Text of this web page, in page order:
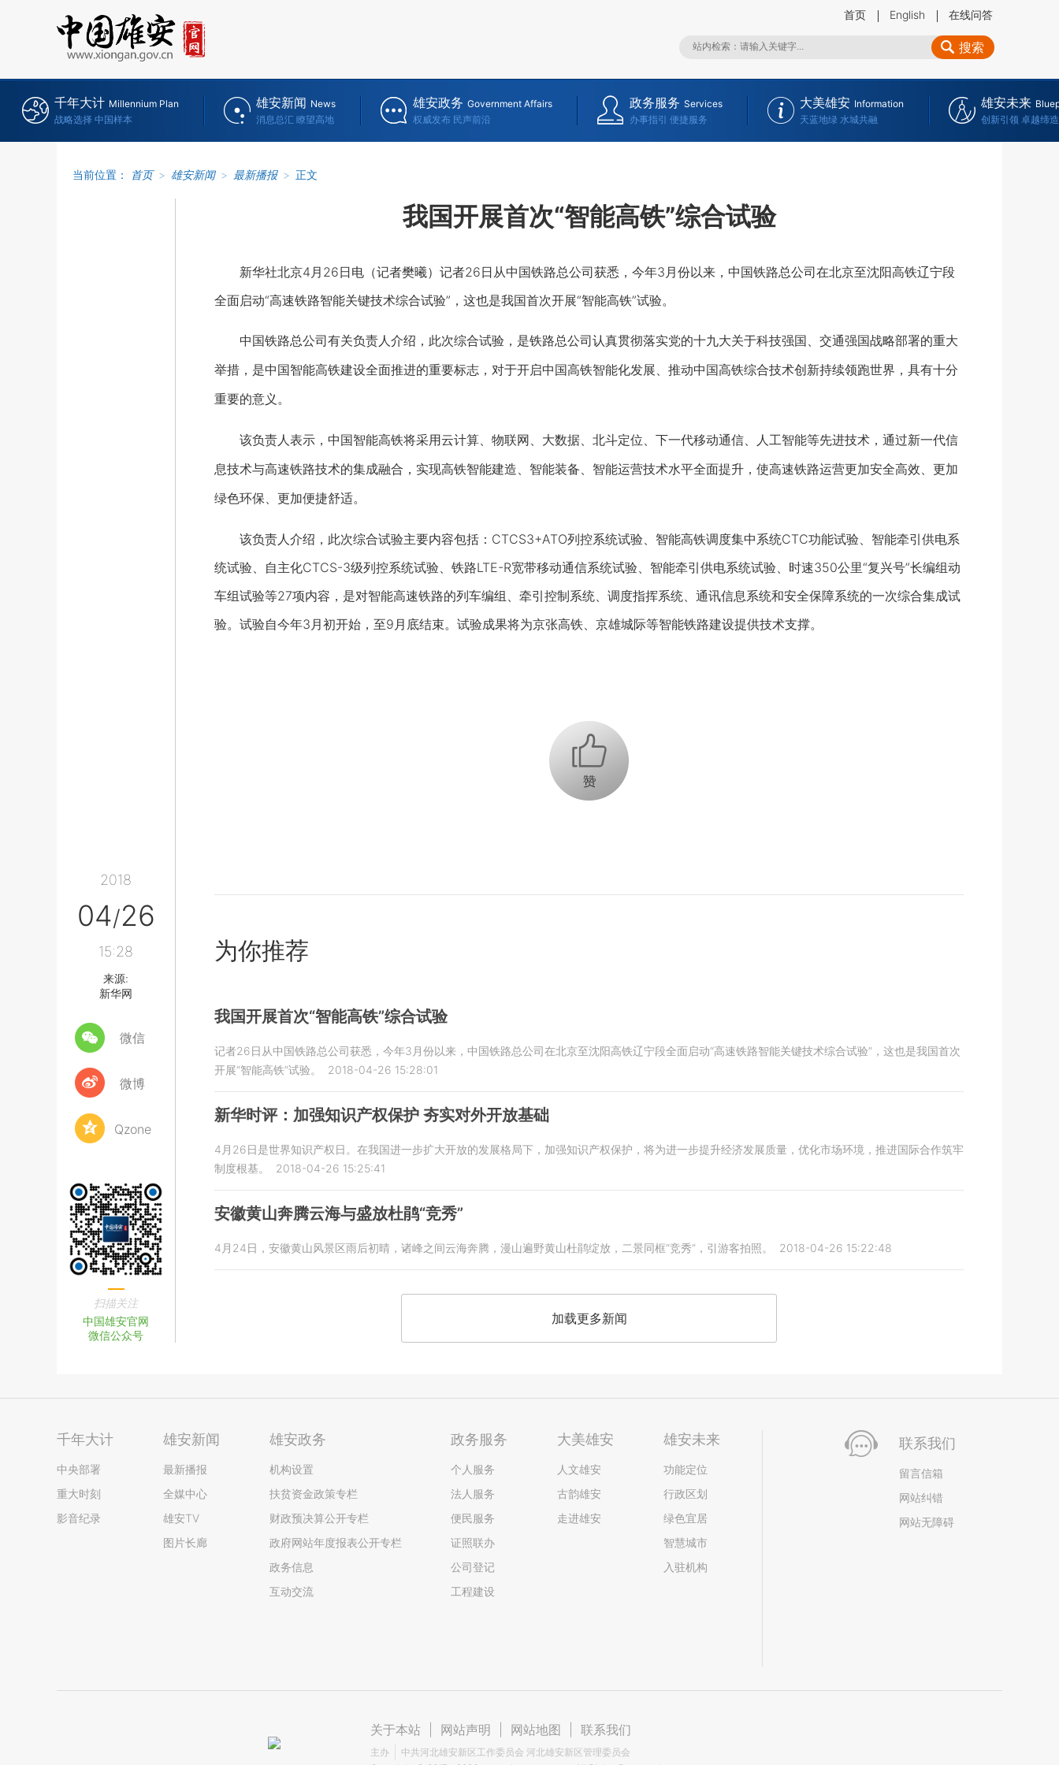
首页 English 在线问答
搜索
千年大计 Millennium Plan
战略选择 中国样本
雄安新闻 News
消息总汇 瞭望高地
雄安政务 Government Affairs
权威发布 民声前沿
政务服务 Services
办事指引 便捷服务
大美雄安 Information
天蓝地绿 水城共融
雄安未来
创新引领 卓越缔造
当前位置： 首页 > 雄安新闻 > 最新播报 > 正文
2018
04/26
15:28
来源:
新华网
微信
微博
Qzone
扫描关注
中国雄安官网
微信公众号
我国开展首次“智能高铁”综合试验
新华社北京4月26日电（记者樊曦）记者26日从中国铁路总公司获悉，今年3月份以来，中国铁路总公司在北京至沈阳高铁辽宁段
全面启动“高速铁路智能关键技术综合试验”，这也是我国首次开展“智能高铁”试验。
中国铁路总公司有关负责人介绍，此次综合试验，是铁路总公司认真贯彻落实党的十九大关于科技强国、交通强国战略部署的重大
举措，是中国智能高铁建设全面推进的重要标志，对于开启中国高铁智能化发展、推动中国高铁综合技术创新持续领跑世界，具有十分
重要的意义。
该负责人表示，中国智能高铁将采用云计算、物联网、大数据、北斗定位、下一代移动通信、人工智能等先进技术，通过新一代信
息技术与高速铁路技术的集成融合，实现高铁智能建造、智能装备、智能运营技术水平全面提升，使高速铁路运营更加安全高效、更加
绿色环保、更加便捷舒适。
该负责人介绍，此次综合试验主要内容包括：CTCS3+ATO列控系统试验、智能高铁调度集中系统CTC功能试验、智能牵引供电系
统试验、自主化CTCS-3级列控系统试验、铁路LTE-R宽带移动通信系统试验、智能牵引供电系统试验、时速350公里“复兴号”长编组动
车组试验等27项内容，是对智能高速铁路的列车编组、牵引控制系统、调度指挥系统、通讯信息系统和安全保障系统的一次综合集成试
验。试验自今年3月初开始，至9月底结束。试验成果将为京张高铁、京雄城际等智能铁路建设提供技术支撑。
+1
为你推荐
我国开展首次“智能高铁”综合试验
记者26日从中国铁路总公司获悉，今年3月份以来，中国铁路总公司在北京至沈阳高铁辽宁段全面启动“高速铁路智能关键技术综合试验”，这也是我国首次
开展“智能高铁”试验。
2018-04-26 15:28:01
新华时评：加强知识产权保护 夯实对外开放基础
4月26日是世界知识产权日。在我国进一步扩大开放的发展格局下，加强知识产权保护，将为进一步提升经济发展质量，优化市场环境，推进国际合作筑牢
制度根基。
2018-04-26 15:25:41
安徽黄山奔腾云海与盛放杜鹃“竞秀”
4月24日，安徽黄山风景区雨后初晴，诸峰之间云海奔腾，漫山遍野黄山杜鹃绽放，二景同框“竞秀”，引游客拍照。 2018-04-26 15:22:48
加载更多新闻
千年大计
中央部署
重大时刻
影音纪录
雄安新闻
最新播报
全媒中心
雄安TV
图片长廊
雄安政务
机构设置
扶贫资金政策专栏
财政预决算公开专栏
政府网站年度报表公开专栏
政务信息
互动交流
政务服务
个人服务
法人服务
便民服务
证照联办
公司登记
工程建设
大美雄安
人文雄安
古韵雄安
走进雄安
雄安未来
功能定位
行政区划
绿色宜居
智慧城市
入驻机构
联系我们
留言信箱
网站纠错
网站无障碍
关于本站 网站声明 网站地图 联系我们
主办
中共河北雄安新区工作委员会 河北雄安新区管理委员会